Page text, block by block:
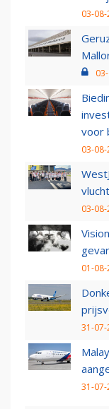
03-
voor
03-
03-
01-
31-07-
31-07-